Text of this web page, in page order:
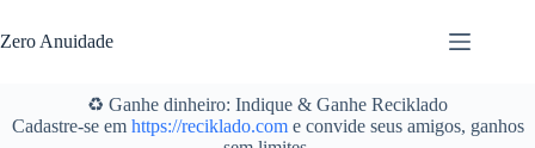
para
o
Zero Anuidade
♻️ Ganhe dinheiro: Indique & Ganhe Reciklado
Cadastre-se em https://reciklado.come convide seus amigos, ganhos